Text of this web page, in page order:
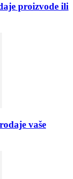
proizvode ili
vaše